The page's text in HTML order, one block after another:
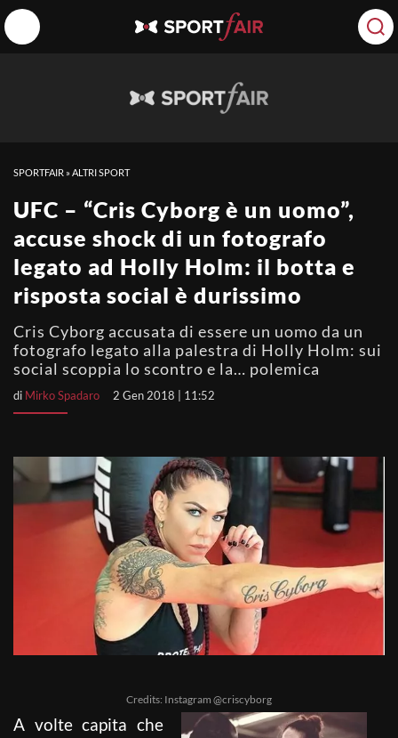
SPORTFAIR »ALTRI SPORT
UFC – “Cris Cyborg è un uomo”,
accuse shock di un fotografo
legato ad Holly Holm: il botta e
risposta social è durissimo
Cris Cyborg accusata di essere un uomo da un
fotografo legato alla palestra di Holly Holm: sui
social scoppia lo scontro e la… polemica
di Mirko Spadaro 2 Gen 2018 | 11:52
Credits: Instagram @criscyborg
A volte capita che